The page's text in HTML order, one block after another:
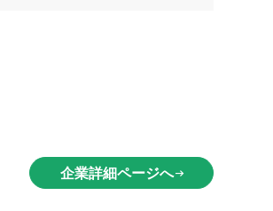
企業詳細ページへarrow_right_alt